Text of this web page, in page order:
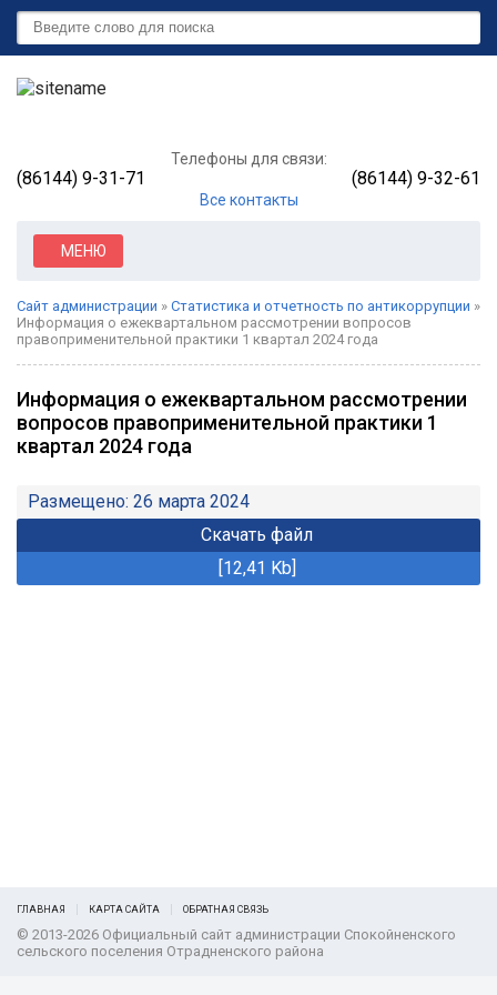
Телефоны для связи:
(86144) 9-31-71 (86144) 9-32-61
Все контакты
МЕНЮ
Сайт администрации » Статистика и отчетность по антикоррупции »
Информация о ежеквартальном рассмотрении вопросов
правоприменительной практики 1 квартал 2024 года
Информация о ежеквартальном рассмотрении
вопросов правоприменительной практики 1
квартал 2024 года
Размещено: 26 марта 2024
Скачать файл
[12,41 Kb]
ГЛАВНАЯ КАРТА САЙТА ОБРАТНАЯ СВЯЗЬ
© 2013-2026 Официальный сайт администрации Спокойненского
сельского поселения Отрадненского района